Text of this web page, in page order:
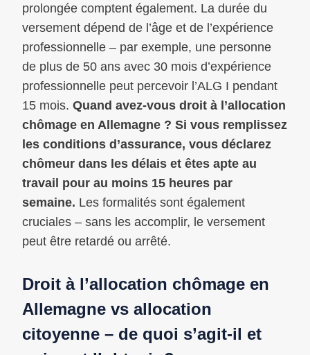
prolongée comptent également. La durée du
versement dépend de l’âge et de l’expérience
professionnelle – par exemple, une personne
de plus de 50 ans avec 30 mois d’expérience
professionnelle peut percevoir l’ALG I pendant
15 mois. Quand avez-vous droit à l’allocation
chômage en Allemagne ? Si vous remplissez
les conditions d’assurance, vous déclarez
chômeur dans les délais et êtes apte au
travail pour au moins 15 heures par
semaine. Les formalités sont également
cruciales – sans les accomplir, le versement
peut être retardé ou arrêté.
Droit à l’allocation chômage en
Allemagne vs allocation
citoyenne – de quoi s’agit-il et